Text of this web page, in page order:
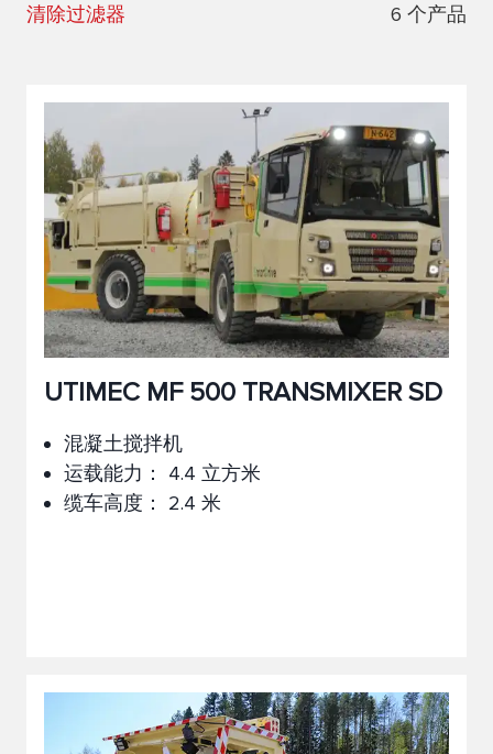
清除过滤器 6 个产品
UTIMEC MF 500 TRANSMIXER SD
混凝土搅拌机
运载能力： 4.4 立方米
缆车高度： 2.4 米